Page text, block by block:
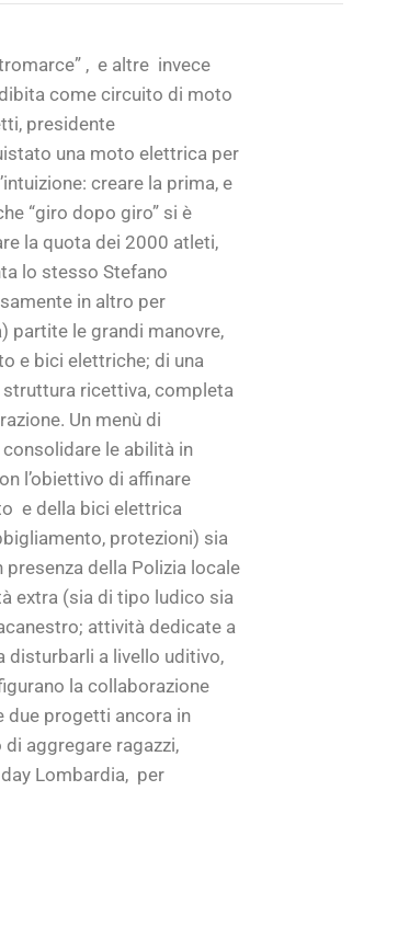
, e altre invece
come circuito di moto
presidente
una moto elettrica per
creare la prima, e
“giro dopo giro” si è
la quota dei 2000 atleti,
lo stesso Stefano
in altro per
partite le grandi manovre,
e bici elettriche; di una
ricettiva, completa
Un menù di
le abilità in
l’obiettivo di affinare
e della bici elettrica
protezioni) sia
della Polizia locale
extra (sia di tipo ludico sia
attività dedicate a
disturbarli a livello uditivo,
la collaborazione
due progetti ancora in
di aggregare ragazzi,
Lombardia, per